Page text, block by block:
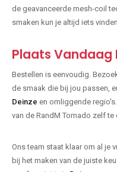
de geavanceerde mesh-coil
smaken kun je altijd iets
Plaats Vandaag
Bestellen is eenvoudig.
de smaak die bij jou passen,
Deinze en omliggende
van de RandM Tornado zelf te
Ons team staat klaar om al je
bij het maken van de juiste